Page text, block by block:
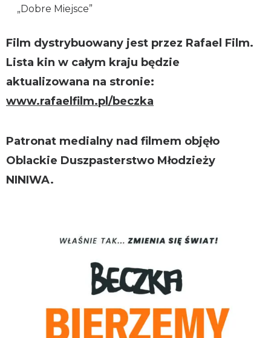
„Dobre Miejsce”
Film dystrybuowany jest przez Rafael Film.
Lista kin w całym kraju będzie
aktualizowana na stronie:
www.rafaelfilm.pl/beczka
Patronat medialny nad filmem objęło
Oblackie Duszpasterstwo Młodzieży
NINIWA.